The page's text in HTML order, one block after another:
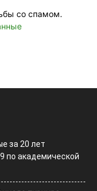
со спамом.
за 20 лет
по академической